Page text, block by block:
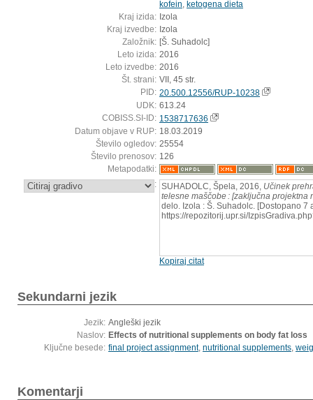
kofein ketogena dieta
Kraj izida: Izola
Kraj izvedbe: Izola
Založnik: [Š. Suhadolc]
Leto izida: 2016
Leto izvedbe: 2016
Št. strani: VII, 45 str.
PID: 20.500.12556/RUP-10238
UDK: 613.24
COBISS.SI-ID: 1538717636
Datum objave v RUP: 18.03.2019
Število ogledov: 25554
Število prenosov: 126
Metapodatki:
: SUHADOLC, Špela, 2016, Učinek
telesne maščobe : [zaključna projektna
delo. Izola : Š. Suhadolc. [Dostopano 7
https://repozitorij.upr.si/
Kopiraj citat
Sekundarni jezik
Jezik: Angleški jezik
Naslov: Effects of nutritional supplements on body fat loss
Ključne besede: final project assignment, nutritional supplements,
Komentarji